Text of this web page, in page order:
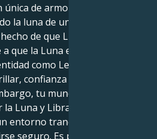
de armonía aérea y
la luna de un Leo está en
de que Libra es el signo
que la Luna está en Libra en
como Leo se define por
confianza y sentido de la
tu mundo interior
Luna y Libra, busca el
entorno tranquilo y
seguro. Es posible que el